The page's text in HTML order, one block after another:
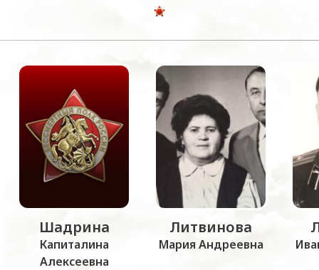
Шадрина
Капиталина
Алексеевна
Литвинова
Мария Андреевна